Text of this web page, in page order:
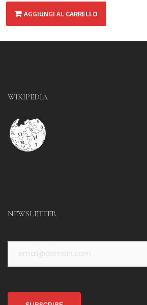
AGGIUNGI AL CARRELLO
WIKIPEDIA
NEWSLETTER